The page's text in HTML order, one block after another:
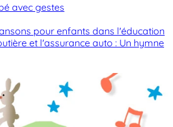
avec gestes
pour enfants dans l'éducation
et l'assurance auto : Un hymne